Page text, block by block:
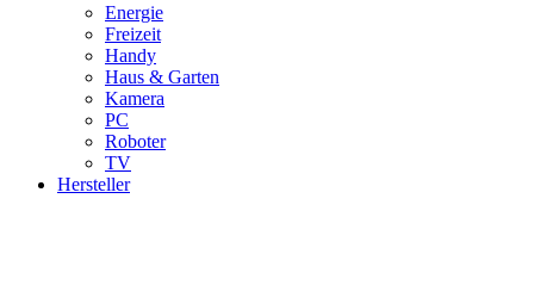
Energie
Freizeit
Handy
Haus & Garten
Kamera
PC
Roboter
TV
Hersteller